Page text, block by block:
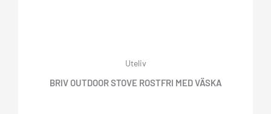
Uteliv
BRIV OUTDOOR STOVE ROSTFRI MED VÄSKA